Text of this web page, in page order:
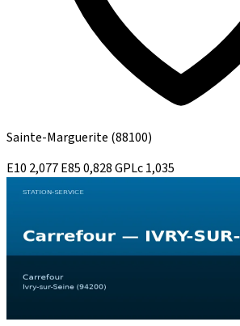
Sainte-Marguerite (88100)
E10 2,077E850,828GPLc1,035